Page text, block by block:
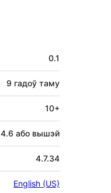
0.1
9 гадоў таму
10+
4.6 або вышэй
4.7.34
English (US)